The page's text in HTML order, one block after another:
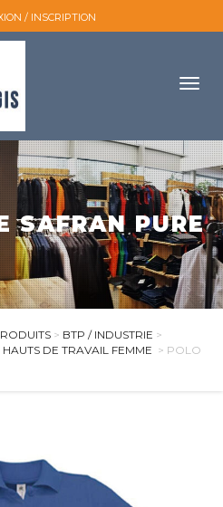
/ INSCRIPTION
photo
broderie
SAFRAN PURE
> BTP / INDUSTRIE >
HAUTS DE TRAVAIL FEMME > POLO